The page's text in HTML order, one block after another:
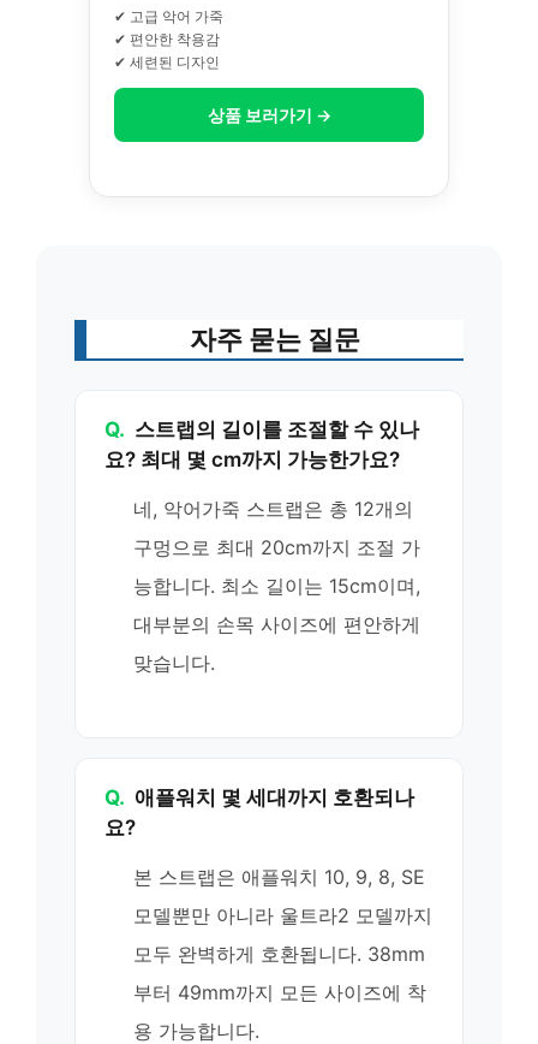
✔ 고급 악어 가죽
✔ 편안한 착용감
✔ 세련된 디자인
상품 보러가기 →
자주 묻는 질문
Q. 스트랩의 길이를 조절할 수 있나
요? 최대 몇 cm까지 가능한가요?
네, 악어가죽 스트랩은 총 12개의
구멍으로 최대 20cm까지 조절 가
능합니다. 최소 길이는 15cm이며,
대부분의 손목 사이즈에 편안하게
맞습니다.
Q. 애플워치 몇 세대까지 호환되나
요?
본 스트랩은 애플워치 10, 9, 8, SE
모델뿐만 아니라 울트라2 모델까지
모두 완벽하게 호환됩니다. 38mm
부터 49mm까지 모든 사이즈에 착
용 가능합니다.